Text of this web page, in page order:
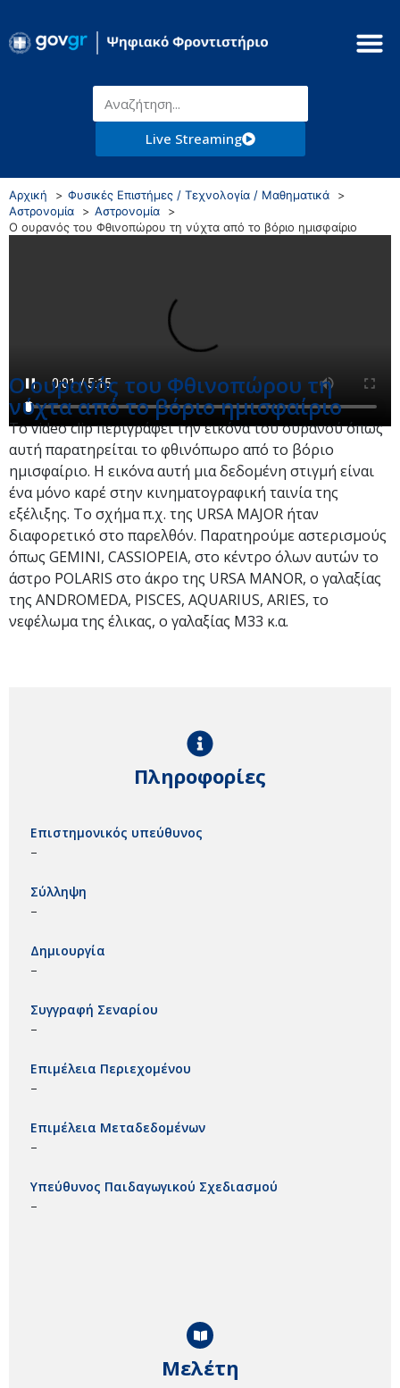
Live Streaming
Αρχική
Φυσικές Επιστήμες / Τεχνολογία / Μαθηματικά
Αστρονομία
Αστρονομία
Ο ουρανός του Φθινοπώρου τη νύχτα από το βόριο ημισφαίριο
Ο ουρανός του Φθινοπώρου τη
νύχτα από το βόριο ημισφαίριο
Το video clip περιγράφει την εικόνα του ουρανού όπως
αυτή παρατηρείται το φθινόπωρο από το βόριο
ημισφαίριο. Η εικόνα αυτή μια δεδομένη στιγμή είναι
ένα μόνο καρέ στην κινηματογραφική ταινία της
εξέλιξης. Το σχήμα π.χ. της URSA MAJOR ήταν
διαφορετικό στο παρελθόν. Παρατηρούμε αστερισμούς
όπως GEMINI, CASSIOPEIA, στο κέντρο όλων αυτών το
άστρο POLARIS στο άκρο της URSA MANOR, ο γαλαξίας
της ANDROMEDA, PISCES, AQUARIUS, ARIES, το
νεφέλωμα της έλικας, ο γαλαξίας Μ33 κ.α.
Μελέτη
Πληροφορίες
Επιστημονικός υπεύθυνος
–
Σύλληψη
–
Δημιουργία
–
Συγγραφή Σεναρίου
–
Επιμέλεια Περιεχομένου
–
Επιμέλεια Μεταδεδομένων
–
Υπεύθυνος Παιδαγωγικού Σχεδιασμού
–